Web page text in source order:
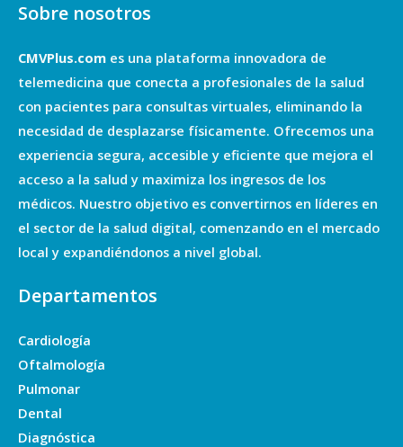
Sobre nosotros
CMVPlus.com es una plataforma innovadora de
telemedicina que conecta a profesionales de la salud
con pacientes para consultas virtuales, eliminando la
necesidad de desplazarse físicamente. Ofrecemos una
experiencia segura, accesible y eficiente que mejora el
acceso a la salud y maximiza los ingresos de los
médicos. Nuestro objetivo es convertirnos en líderes en
el sector de la salud digital, comenzando en el mercado
local y expandiéndonos a nivel global.
Departamentos
Cardiología
Oftalmología
Pulmonar
Dental
Diagnóstica